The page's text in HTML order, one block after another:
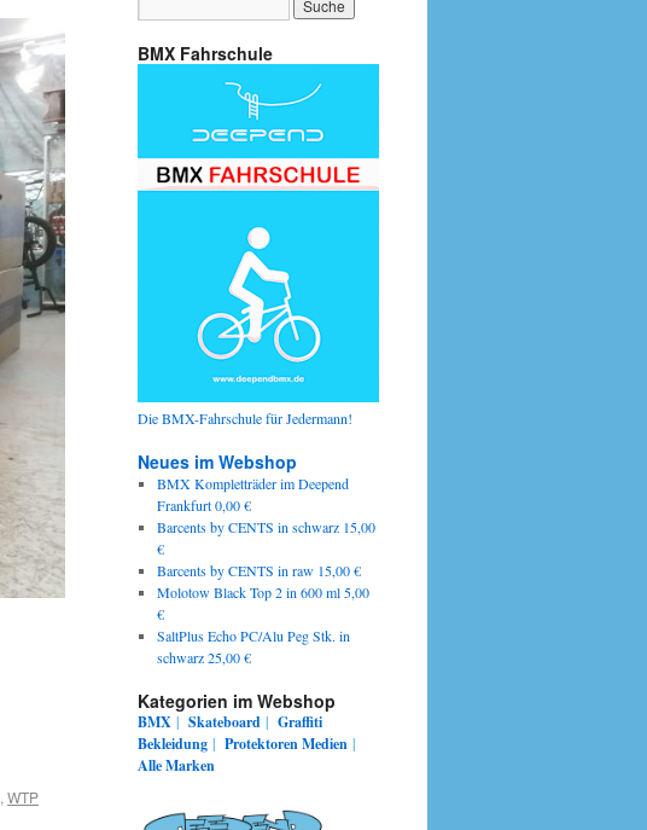
, WTP
BMX Fahrschule
Die BMX-Fahrschule für Jedermann!
Neues im Webshop
BMX Kompletträder im Deepend
Frankfurt 0,00 €
Barcents by CENTS in schwarz 15,00
€
Barcents by CENTS in raw 15,00 €
Molotow Black Top 2 in 600 ml 5,00
€
SaltPlus Echo PC/Alu Peg Stk. in
schwarz 25,00 €
Kategorien im Webshop
BMX | Skateboard | Graffiti
Bekleidung | ProtektorenMedien |
Alle Marken